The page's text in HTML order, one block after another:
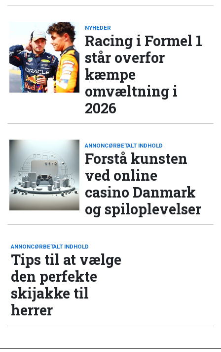
NYHEDER
Racing i Formel 1
står overfor
kæmpe
omvæltning i
2026
ANNONCØRBETALT INDHOLD
Forstå kunsten
ved online
casino Danmark
og spiloplevelser
ANNONCØRBETALT INDHOLD
Tips til at vælge
den perfekte
skijakke til
herrer